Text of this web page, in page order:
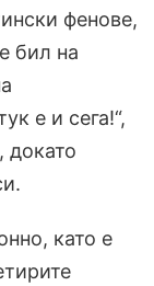
фенове,
бил на
е и сега!“,
докато
като е